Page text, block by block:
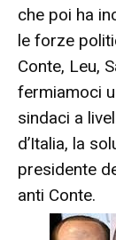
che poi ha
le forze
Conte, Leu,
fermiamoci
sindaci a
d’Italia, la
presidente
anti Conte.